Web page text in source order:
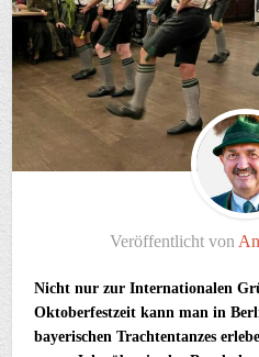
Veröffentlicht von
Nicht nur zur Internationalen
Oktoberfestzeit kann man in
bayerischen Trachtentanzes